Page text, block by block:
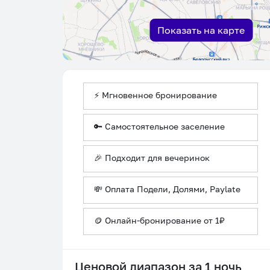
Показать на карте
⚡ Мгновенное бронирование
🔑 Самостоятельное заселение
🎉 Подходит для вечеринок
💸 Оплата Подели, Долями, Paylate
🪙 Онлайн-бронирование от 1₽
Ценовой диапазон за 1 ночь